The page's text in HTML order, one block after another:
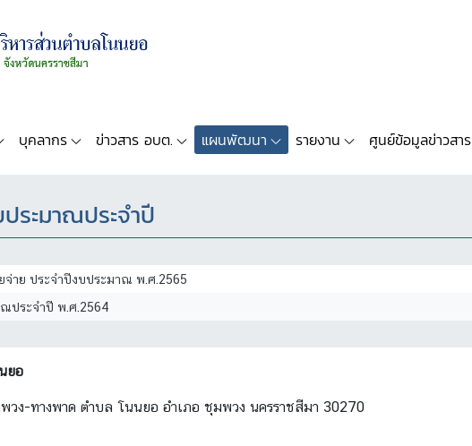
บุคลากร ข่าวสาร อบต. แผนพัฒนา รายงาน ศูนย์ข้อมูลข่าวสาร
ระมาณประจำปี
าย ประจำปีงบประมาณ พ.ศ.2565
ประจำปี พ.ศ.2564
ยอ
ง-ทางพาด ตำบล โนนยอ อำเภอ ชุมพวง นครราชสีมา 30270